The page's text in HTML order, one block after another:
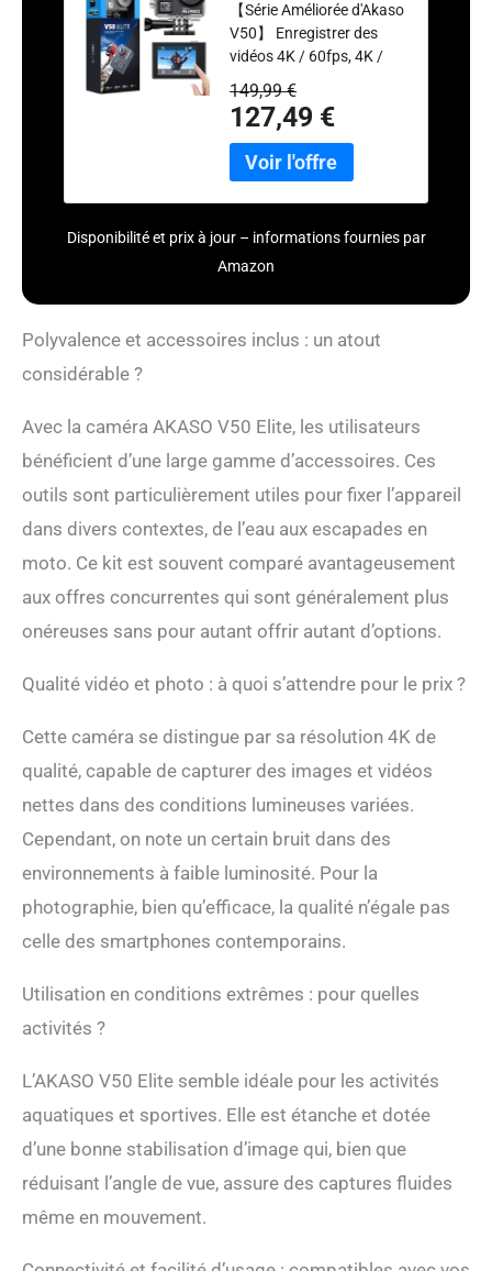
Action Cam
Sportive Etanche
【Série Améliorée d'Akaso
V50】 Enregistrer des
vidéos 4K / 60fps, 4K /
30fps, 2,7K / 60fps, 2,7K /
30fps, 1080P / 120fps,
720P / 240fps et des
images 20MP, vous
permet de capturer des
【Commandes Vocales】
Vous pouvez contrôler
AKASO V50 Elite à l'aide
de commandes vocales
des Images】
Stabilisation électronique
avancée de l'image (EIS)
intégrée, votre caméra
sport V50 Elite prédit vos
mouvements et corrige le
bougé de la caméra pour
produire des séquences
incroyablement lisses.
【Angle de Vue
régler l'angle de vue de
fonction de vos besoins
entre Large, Moyen et
Étroit. Cette caméra sport
dispose également de la
la distorsion, qui offre des
améliorations de la
【Caméra Sport Étanche
Jusqu’à 131 Pieds】
Équipée du boîtier
caméra sport sous-
pieds, prêt à capturer
tous les détails de vos
aventures. Idéal pour les
sports nautiques tels que
la natation, le surf, la
plongée, la plongée en
149,99 €
127,49 €
Disponibilité et prix à jour – informations fournies par
Amazon
Polyvalence et accessoires inclus : un atout
considérable ?
Avec la caméra AKASO V50 Elite, les utilisateurs
bénéficient d’une large gamme d’accessoires. Ces
outils sont particulièrement utiles pour fixer l’appareil
dans divers contextes, de l’eau aux escapades en
moto. Ce kit est souvent comparé avantageusement
aux offres concurrentes qui sont généralement plus
onéreuses sans pour autant offrir autant d’options.
Qualité vidéo et photo : à quoi s’attendre pour le prix ?
Cette caméra se distingue par sa résolution 4K de
qualité, capable de capturer des images et vidéos
nettes dans des conditions lumineuses variées.
Cependant, on note un certain bruit dans des
environnements à faible luminosité. Pour la
photographie, bien qu’efficace, la qualité n’égale pas
celle des smartphones contemporains.
Utilisation en conditions extrêmes : pour quelles
activités ?
L’AKASO V50 Elite semble idéale pour les activités
aquatiques et sportives. Elle est étanche et dotée
d’une bonne stabilisation d’image qui, bien que
réduisant l’angle de vue, assure des captures fluides
même en mouvement.